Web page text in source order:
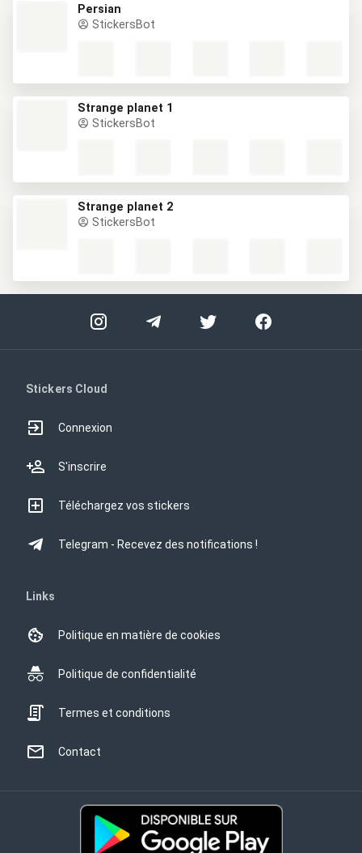
Persian
StickersBot
Strange planet 1
StickersBot
Strange planet 2
StickersBot
Stickers Cloud
Connexion
S'inscrire
Téléchargez vos stickers
Telegram - Recevez des notifications !
Links
Politique en matière de cookies
Politique de confidentialité
Termes et conditions
Contact